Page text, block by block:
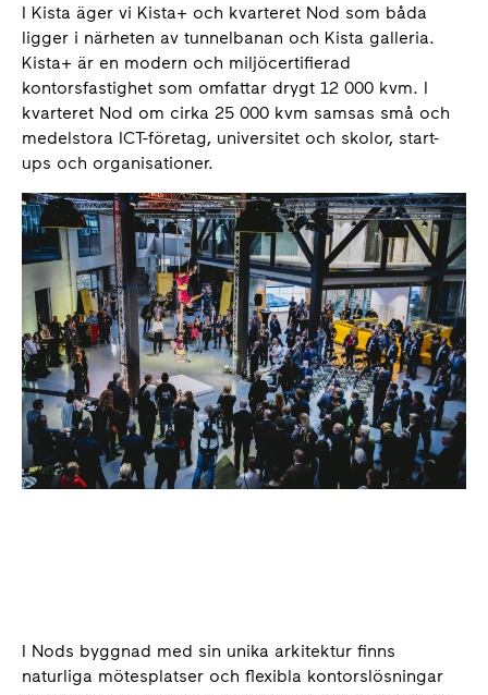
I Kista äger vi Kista+ och kvarteret Nod som båda
ligger i närheten av tunnelbanan och Kista galleria.
Kista+ är en modern och miljöcertifierad
kontorsfastighet som omfattar drygt 12 000 kvm. I
kvarteret Nod om cirka 25 000 kvm samsas små och
medelstora ICT-företag, universitet och skolor, start-
ups och organisationer.
I Nods byggnad med sin unika arkitektur finns
naturliga mötesplatser och flexibla kontorslösningar